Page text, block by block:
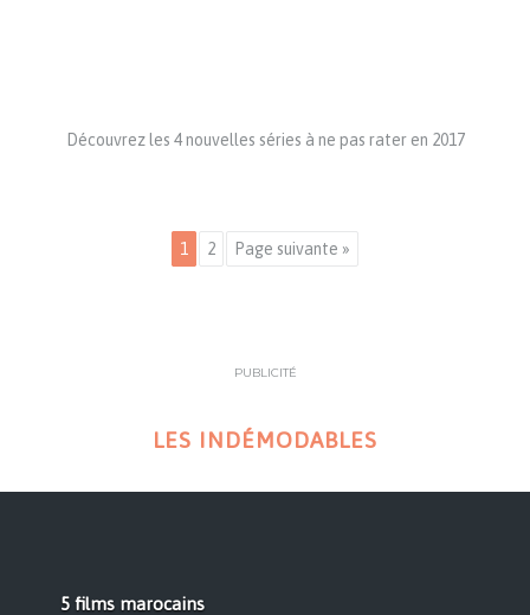
Découvrez les 4 nouvelles séries à ne pas rater en 2017
1 2 Page suivante »
PUBLICITÉ
LES INDÉMODABLES
5 films marocains